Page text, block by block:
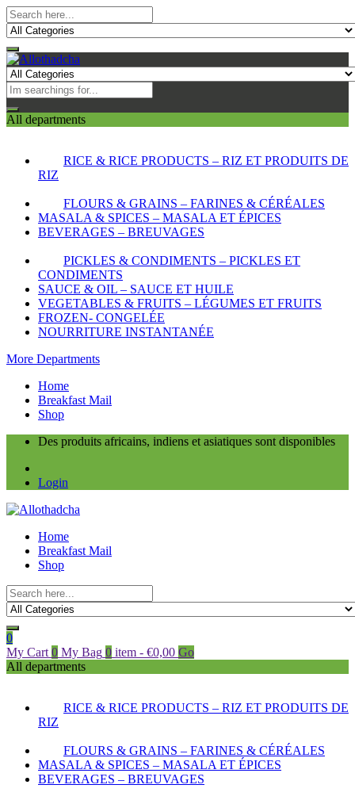
All departments
RICE & RICE PRODUCTS – RIZ ET PRODUITS DE
RIZ
FLOURS & GRAINS – FARINES & CÉRÉALES
MASALA & SPICES – MASALA ET ÉPICES
BEVERAGES – BREUVAGES
PICKLES & CONDIMENTS – PICKLES ET
CONDIMENTS
SAUCE & OIL – SAUCE ET HUILE
VEGETABLES & FRUITS – LÉGUMES ET FRUITS
FROZEN- CONGELÉE
NOURRITURE INSTANTANÉE
More Departments
Home
Breakfast Mail
Shop
Des produits africains, indiens et asiatiques sont disponibles
Login
Home
Breakfast Mail
Shop
0
My Cart 0 My Bag 0 item - €0,00 Go
All departments
RICE & RICE PRODUCTS – RIZ ET PRODUITS DE
RIZ
FLOURS & GRAINS – FARINES & CÉRÉALES
MASALA & SPICES – MASALA ET ÉPICES
BEVERAGES – BREUVAGES